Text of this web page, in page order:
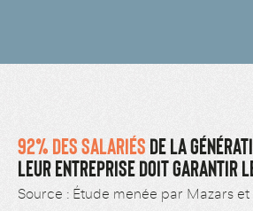
92% DES SALARIÉS DE LA
LEUR ENTREPRISE DOIT GARANTIR
Source : Étude menée par Mazars